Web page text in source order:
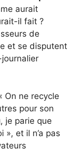
aurait
il fait ?
de
et se disputent
On ne recycle
pour son
je parie que
», et il n’a pas